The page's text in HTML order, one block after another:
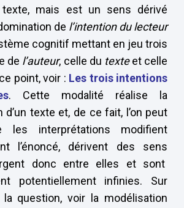
mais est un sens dérivé
de l’intention du lecteur
cognitif mettant en jeu trois
de l’auteur, celle du texteet celle
point, voir : Les trois intentions
. Cette modalité réalise la
texte et, de ce fait, l’on peut
les interprétations modifient
l’énoncé, dérivent des sens
donc entre elles et sont
potentiellement infinies. Sur
question, voir la modélisation